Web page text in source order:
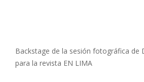
Backstage de la sesión fotográfica de
para la revista EN LIMA